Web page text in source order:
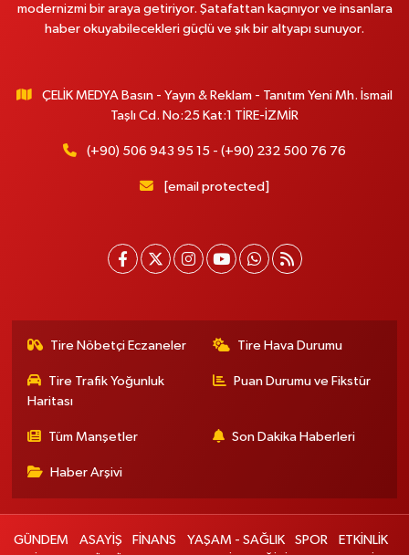
modernizmi bir araya getiriyor. Şatafattan kaçınıyor ve insanlara
haber okuyabilecekleri güçlü ve şık bir altyapı sunuyor.
ÇELİK MEDYA Basın - Yayın & Reklam - Tanıtım Yeni Mh. İsmail
Taşlı Cd. No:25 Kat:1 TİRE-İZMİR
(+90) 506 943 95 15 - (+90) 232 500 76 76
[email protected]
Tire Nöbetçi Eczaneler Tire Hava Durumu
Tire Trafik Yoğunluk
Haritası
Puan Durumu ve Fikstür
Tüm Manşetler Son Dakika Haberleri
Haber Arşivi
GÜNDEM ASAYİŞ FİNANS YAŞAM - SAĞLIK SPOR
ETKİNLİK